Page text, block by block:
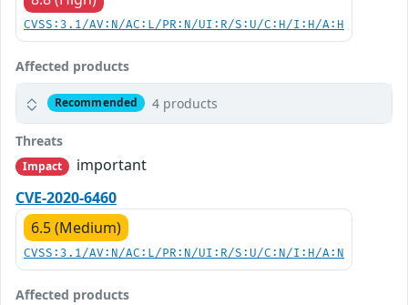
CVSS:3.1/AV:N/AC:L/PR:N/UI:R/S:U/C:H/I:H/A:H
Affected products
Recommended 4 products
Threats
Impact
important
CVE-2020-6460
6.5 (Medium)
CVSS:3.1/AV:N/AC:L/PR:N/UI:R/S:U/C:N/I:H/A:N
Affected products